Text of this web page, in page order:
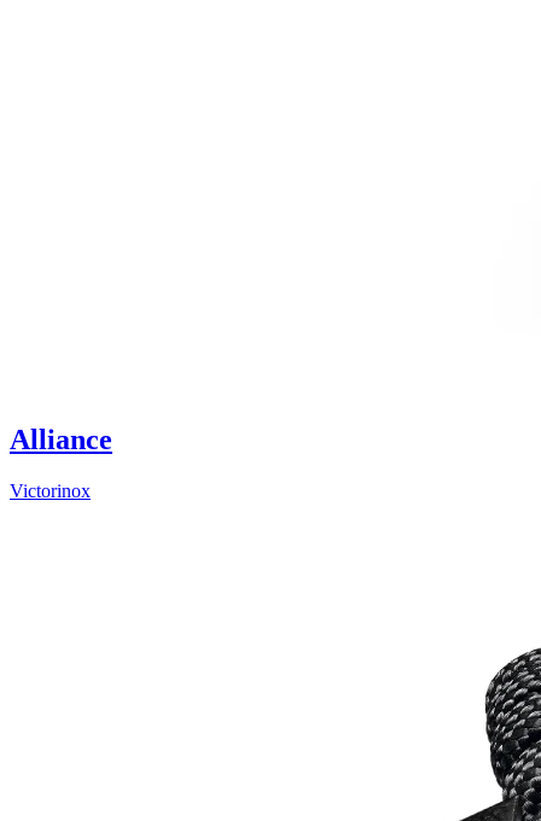
Alliance
Victorinox